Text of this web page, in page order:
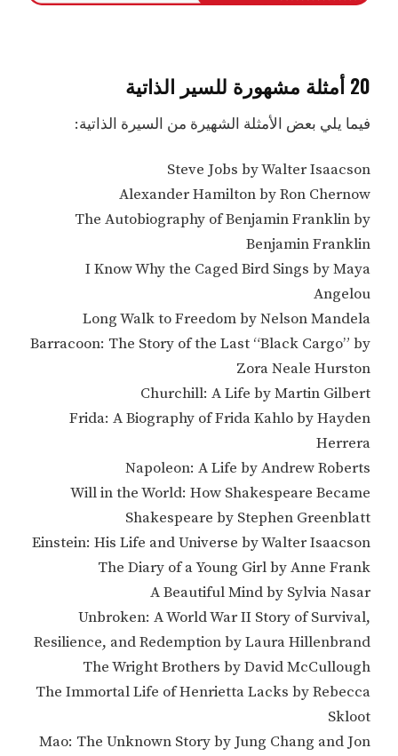
20 أمثلة مشهورة للسير الذاتية
فيما يلي بعض الأمثلة الشهيرة من السيرة الذاتية:
Steve Jobs by Walter Isaacson
Alexander Hamilton by Ron Chernow
The Autobiography of Benjamin Franklin by
Benjamin Franklin
I Know Why the Caged Bird Sings by Maya
Angelou
Long Walk to Freedom by Nelson Mandela
Barracoon: The Story of the Last “Black Cargo” by
Zora Neale Hurston
Churchill: A Life by Martin Gilbert
Frida: A Biography of Frida Kahlo by Hayden
Herrera
Napoleon: A Life by Andrew Roberts
Will in the World: How Shakespeare Became
Shakespeare by Stephen Greenblatt
Einstein: His Life and Universe by Walter Isaacson
The Diary of a Young Girl by Anne Frank
A Beautiful Mind by Sylvia Nasar
Unbroken: A World War II Story of Survival,
Resilience, and Redemption by Laura Hillenbrand
The Wright Brothers by David McCullough
The Immortal Life of Henrietta Lacks by Rebecca
Skloot
Mao: The Unknown Story by Jung Chang and Jon